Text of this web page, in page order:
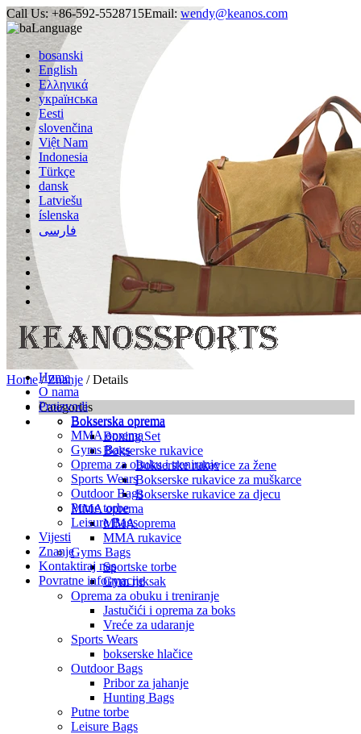
Call Us: +86-592-5528715Email: wendy@keanos.com
Language
bosanski
English
Ελληνικά
українська
Eesti
slovenčina
Việt Nam
Indonesia
Türkçe
dansk
Latviešu
íslenska
فارسی
Home
O nama
Proizvodi
Bokserska oprema
MMA oprema
Gyms Bags
Oprema za obuku i treniranje
Sports Wears
Outdoor Bags
Putne torbe
Leisure Bags
Vijesti
Znanje
Kontaktiraj nas
Povratne informacije
Home/Znanje / Details
Categories
Bokserska oprema
Boxing Set
Bokserske rukavice
Bokserske rukavice za žene
Bokserske rukavice za muškarce
Bokserske rukavice za djecu
MMA oprema
MMA oprema
MMA rukavice
Gyms Bags
Sportske torbe
Gym ruksak
Oprema za obuku i treniranje
Jastučići i oprema za boks
Vreće za udaranje
Sports Wears
bokserske hlačice
Outdoor Bags
Pribor za jahanje
Hunting Bags
Putne torbe
Leisure Bags